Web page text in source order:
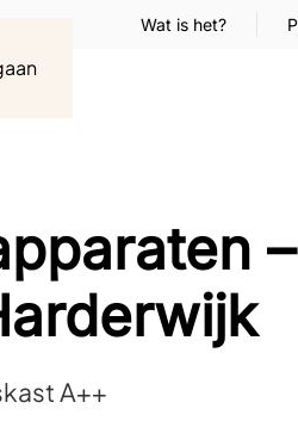
Wat is het?
A++